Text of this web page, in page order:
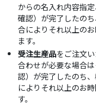
からの名入れ内容指
確認）が完了したの
合によりそれ以上の
ます。
受注生産品をご注文
合わせが必要な場合
認）が完了したのち
によりそれ以上のお
す。